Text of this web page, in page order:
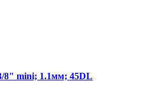
8" mini; 1.1мм; 45DL